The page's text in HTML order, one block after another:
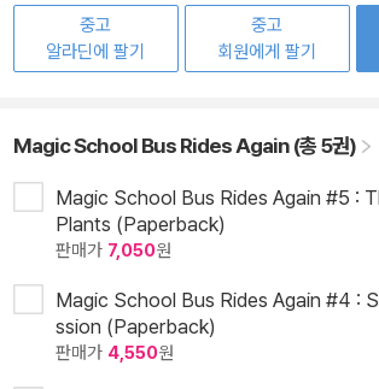
중고
알라딘에 팔기
중고
회원에게 팔기
Magic School Bus Rides Again (총 5권)
Magic School Bus Rides Again #5 :
Plants (Paperback)
판매가 7,050원
Magic School Bus Rides Again #4 :
ssion (Paperback)
판매가 4,550원